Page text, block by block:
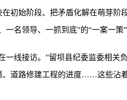
初始阶段、把矛盾化解在萌芽
一名领导、一抓到底”的“一案一策
一线接访。”留坝县纪委监委相
道路修建工程的进度……这些沾